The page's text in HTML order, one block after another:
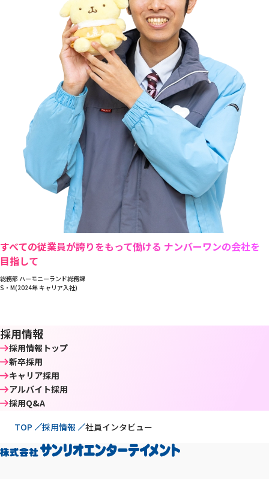
すべての従業員が誇りをもって働ける ナンバーワンの会社を
目指して
総務部 ハーモニーランド総務課
S・M(2024年 キャリア入社)
採用情報
採用情報トップ
新卒採用
キャリア採用
アルバイト採用
採用Q&A
現在位置
TOP 採用情報 社員インタビュー